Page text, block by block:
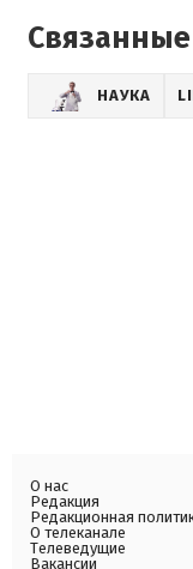
НАУКА
О нас
Редакция
Редакционная
О телеканале
Телеведущие
Вакансии